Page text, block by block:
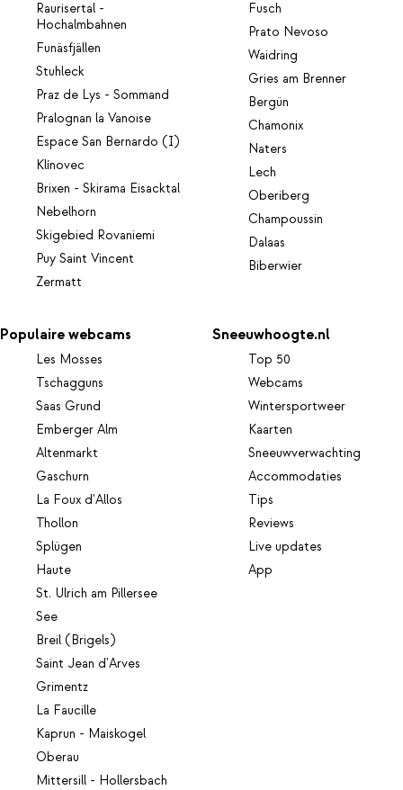
Raurisertal -
Hochalmbahnen
Funäsfjällen
Stuhleck
Praz de Lys - Sommand
Pralognan la Vanoise
Espace San Bernardo (I)
Klínovec
Brixen - Skirama Eisacktal
Nebelhorn
Skigebied Rovaniemi
Puy Saint Vincent
Zermatt
Fusch
Prato Nevoso
Waidring
Gries am Brenner
Bergün
Chamonix
Naters
Lech
Oberiberg
Champoussin
Dalaas
Biberwier
Populaire webcams
Les Mosses
Tschagguns
Saas Grund
Emberger Alm
Altenmarkt
Gaschurn
La Foux d'Allos
Thollon
Splügen
Haute
St. Ulrich am Pillersee
See
Breil (Brigels)
Saint Jean d'Arves
Grimentz
La Faucille
Kaprun - Maiskogel
Oberau
Mittersill - Hollersbach
Sneeuwhoogte.nl
Top 50
Webcams
Wintersportweer
Kaarten
Sneeuwverwachting
Accommodaties
Tips
Reviews
Live updates
App